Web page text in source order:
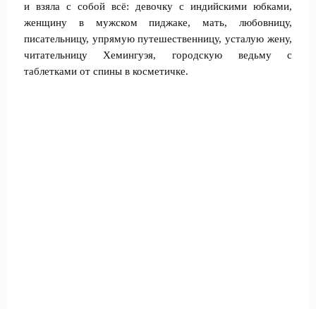
и взяла с собой всё: девочку с индийскими юбками,
женщину в мужском пиджаке, мать, любовницу,
писательницу, упрямую путешественницу, усталую жену,
читательницу Хемингуэя, городскую ведьму с
таблетками от спины в косметичке.